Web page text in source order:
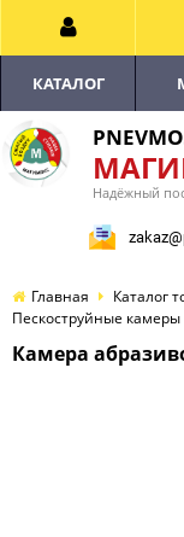
Надёжный
КАТАЛОГ
Главная Каталог
Пескоструйные камеры
Камера